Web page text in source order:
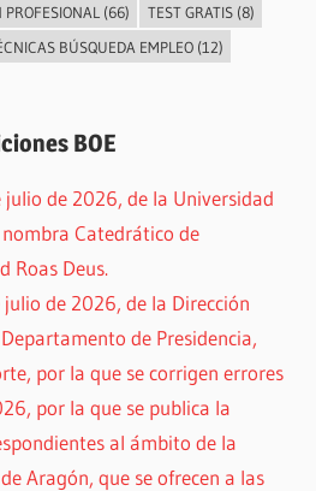
(66) TEST GRATIS(8)
BÚSQUEDA EMPLEO(12)
BOE
julio de 2026, de la Universidad
Catedrático de
Roas Deus.
julio de 2026, de la Dirección
de Presidencia,
por la que se corrigen errores
por la que se publica la
al ámbito de la
Aragón, que se ofrecen a las